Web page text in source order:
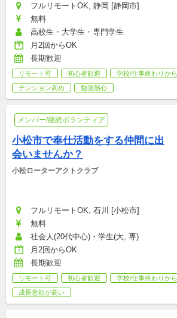
フルリモートOK, 静岡 [静岡市]
無料
高校生・大学生・専門学生
月2回からOK
長期歓迎
リモート可 初心者歓迎
学校/仕事終わりか
テンション高め
勉強熱心
メンバー/継続ボランティア
小松市で奉仕活動をする仲間に出
会いませんか？
小松ローターアクトクラブ
フルリモートOK, 石川 [小松市]
無料
社会人(20代中心)・学生(大, 専)
月2回からOK
長期歓迎
リモート可 初心者歓迎 学校/仕事終わりか
成長意欲が高い